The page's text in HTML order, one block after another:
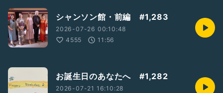
シャンソン館・前編 #1,283
2026-07-26 00:10:48
4555
11:56
お誕生日のあなたへ #1,282
2026-07-21 16:10:28